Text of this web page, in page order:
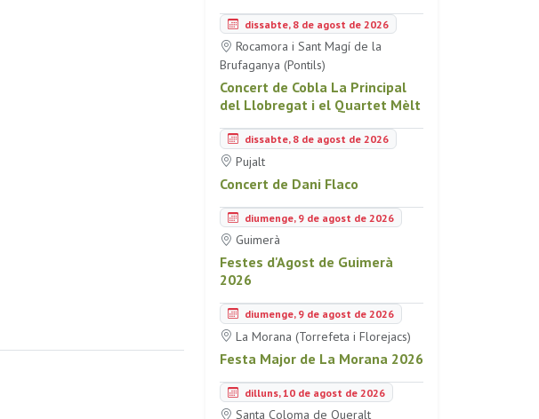
dissabte, 8 de agost de 2026
Rocamora i Sant Magí de la
Brufaganya (Pontils)
Concert de Cobla La Principal
del Llobregat i el Quartet Mèlt
dissabte, 8 de agost de 2026
Pujalt
Concert de Dani Flaco
diumenge, 9 de agost de 2026
Guimerà
Festes d'Agost de Guimerà
2026
diumenge, 9 de agost de 2026
La Morana (Torrefeta i Florejacs)
Festa Major de La Morana 2026
dilluns, 10 de agost de 2026
Santa Coloma de Queralt